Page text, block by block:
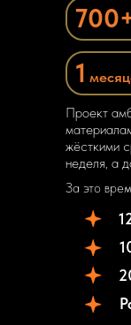
Проект
жёсткими
неделя, а
1
За это